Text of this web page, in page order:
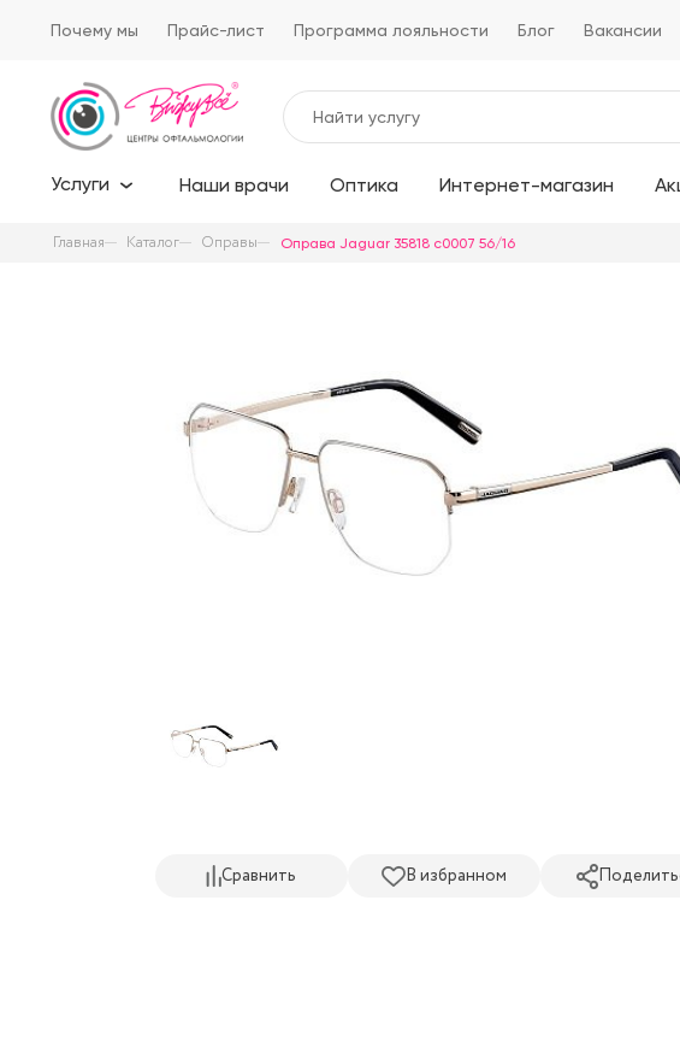
Почему мы Прайс-лист Программа лояльности Блог Вакансии
Услуги Наши врачи Оптика Интернет-магазин
Главная Каталог Оправы Оправа Jaguar 35818 c0007 56/16
Сравнить В избранном